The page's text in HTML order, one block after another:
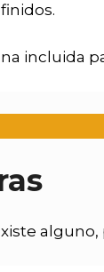
incluida
alguno,